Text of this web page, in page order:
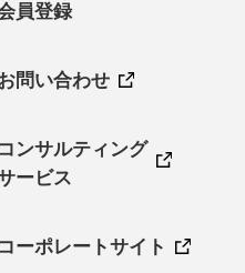
員登録
問い合わせ
コンサルティング
ービス
コーポレートサイト